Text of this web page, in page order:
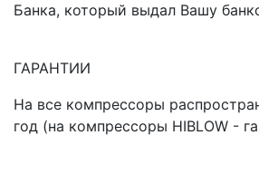
Банка, который выдал Вашу
ГАРАНТИИ
На все компрессоры
год (на компрессоры HIBLOW -